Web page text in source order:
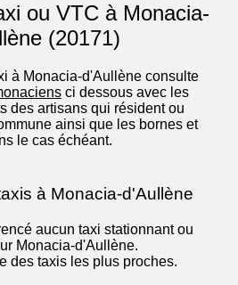
ou VTC à Monacia-
(20171)
à Monacia-d'Aullène consulte
ci dessous avec les
des artisans qui résident ou
ainsi que les bornes et
le cas échéant.
à Monacia-d'Aullène
aucun taxi stationnant ou
Monacia-d'Aullène.
des taxis les plus proches.